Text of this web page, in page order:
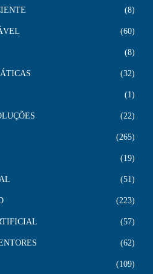
8
60
8
32
1
22
265
19
51
223
57
62
109